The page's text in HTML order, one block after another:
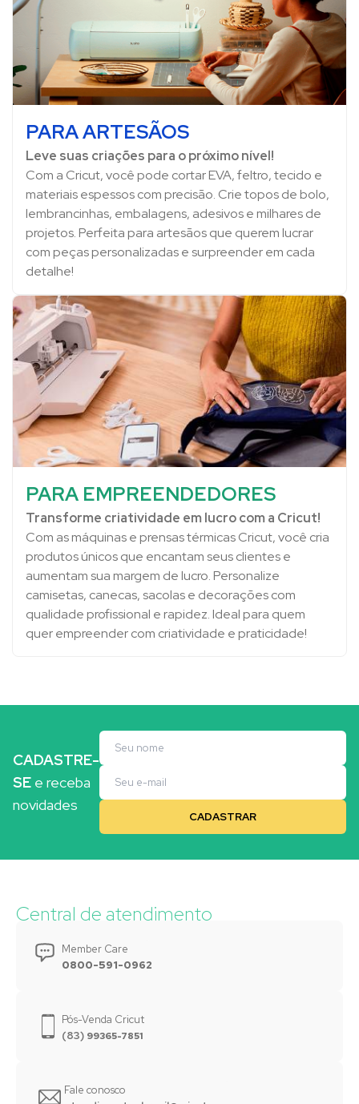
PARA ARTESÃOS
Leve suas criações para o próximo nível!
Com a Cricut, você pode cortar EVA, feltro, tecido e
materiais espessos com precisão. Crie topos de bolo,
lembrancinhas, embalagens, adesivos e milhares de
projetos. Perfeita para artesãos que querem lucrar
com peças personalizadas e surpreender em cada
detalhe!
PARA EMPREENDEDORES
Transforme criatividade em lucro com a Cricut!
Com as máquinas e prensas térmicas Cricut, você cria
produtos únicos que encantam seus clientes e
aumentam sua margem de lucro. Personalize
camisetas, canecas, sacolas e decorações com
qualidade profissional e rapidez. Ideal para quem
quer empreender com criatividade e praticidade!
CADASTRE-
SE e receba
novidades
Central de atendimento
Member Care
0800-591-0962
Pós-Venda Cricut
(83) 99365-7851
Fale conosco